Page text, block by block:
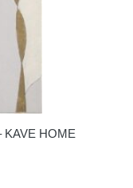
KAVE HOME